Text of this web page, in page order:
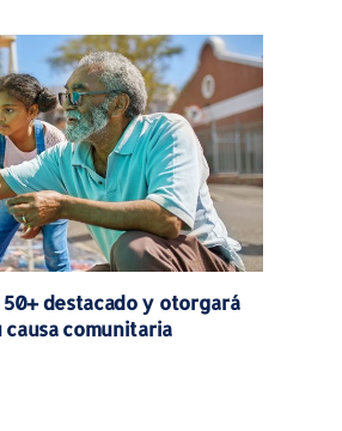
destacado y otorgará
causa comunitaria